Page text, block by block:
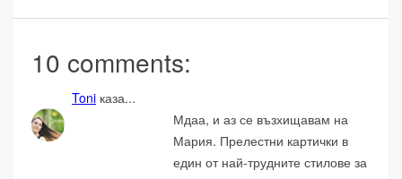
10 comments:
Toni каза...
Мдаа, и аз се възхищавам на
Мария. Прелестни картички в
един от най-трудните стилове за